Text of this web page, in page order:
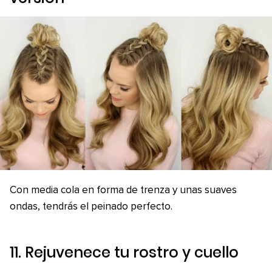
Con media cola en forma de trenza y unas suaves
ondas, tendrás el peinado perfecto.
11. Rejuvenece tu rostro y cuello